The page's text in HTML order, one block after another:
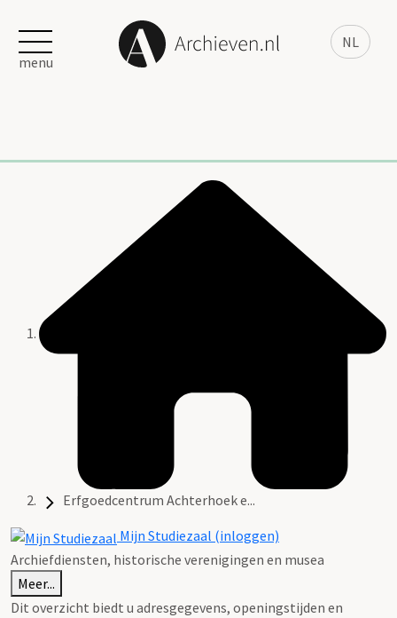
NL
menu
Erfgoedcentrum Achterhoek e...
Mijn Studiezaal (inloggen)
Archiefdiensten, historische verenigingen en musea
Meer...
Dit overzicht biedt u adresgegevens, openingstijden en